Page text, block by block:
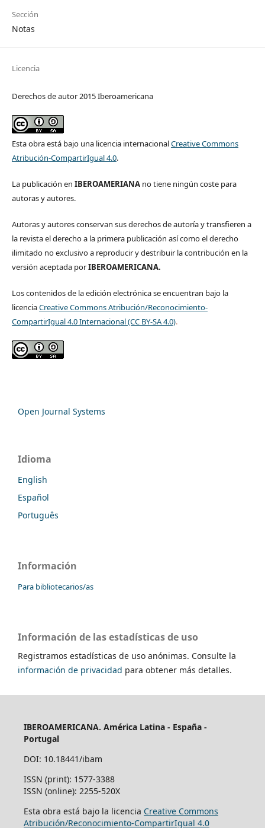
Sección
Notas
Licencia
Derechos de autor 2015 Iberoamericana
Esta obra está bajo una licencia internacionalCreative Commons
Atribución-CompartirIgual 4.0.
La publicación en IBEROAMERIANAno tiene ningún coste para
autoras y autores.
Autoras y autores conservan sus derechos de autoría y transfieren a
la revista el derecho a la primera publicación así como el derecho
ilimitado no exclusivo a reproducir y destribuir la contribución en la
versión aceptada porIBEROAMERICANA.
Los contenidos de la edición electrónica se encuentran bajo la
licenciaCreative Commons Atribución/Reconocimiento-
CompartirIgual 4.0 Internacional (CC BY-SA 4.0).
Open Journal Systems
Idioma
English
Español
Português
Información
Para bibliotecarios/as
Información de las estadísticas de uso
Registramos estadísticas de uso anónimas. Consulte la
información de privacidad para obtener más detalles.
IBEROAMERICANA. América Latina - España -
Portugal
DOI: 10.18441/ibam
ISSN (print): 1577-3388
ISSN (online): 2255-520X
Esta obra está bajo la licencia Creative Commons
Atribución/Reconocimiento-CompartirIgual 4.0